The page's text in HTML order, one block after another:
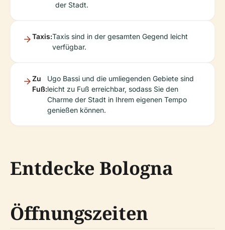
der Stadt.
Taxis:Taxis sind in der gesamten Gegend leicht
verfügbar.
Zu
Fuß:
Ugo Bassi und die umliegenden Gebiete sind
leicht zu Fuß erreichbar, sodass Sie den
Charme der Stadt in Ihrem eigenen Tempo
genießen können.
Entdecke Bologna
Öffnungszeiten